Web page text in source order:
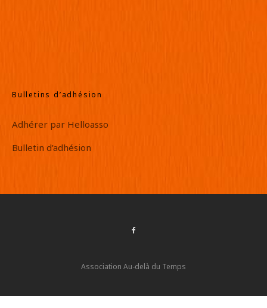
Bulletins d’adhésion
Adhérer par Helloasso
Bulletin d’adhésion
Association Au-delà du Temps